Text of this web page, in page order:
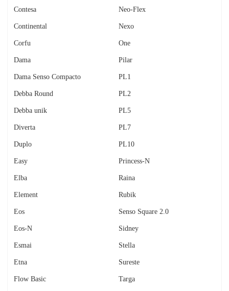
Contesa
Continental
Corfu
Dama
Dama Senso Compacto
Debba Round
Debba unik
Diverta
Duplo
Easy
Elba
Element
Eos
Eos-N
Esmai
Etna
Flow Basic
Neo-Flex
Nexo
One
Pilar
PL1
PL2
PL5
PL7
PL10
Princess-N
Raina
Rubik
Senso Square 2.0
Sidney
Stella
Sureste
Targa